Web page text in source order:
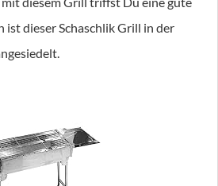
ist dieser Schaschlik Grill in der